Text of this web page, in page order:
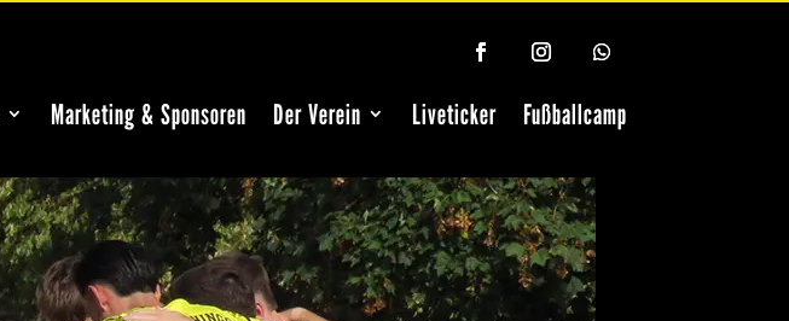
Marketing & Sponsoren Der Verein Liveticker Fußballcamp